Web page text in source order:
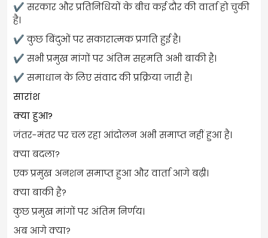
✔ सरकार और प्रतिनिधियों के बीच कई दौर की वार्ता हो चुकी
है।
✔ कुछ बिंदुओं पर सकारात्मक प्रगति हुई है।
✔ सभी प्रमुख मांगों पर अंतिम सहमति अभी बाकी है।
✔ समाधान के लिए संवाद की प्रक्रिया जारी है।
सारांश
क्या हुआ?
जंतर-मंतर पर चल रहा आंदोलन अभी समाप्त नहीं हुआ है।
क्या बदला?
एक प्रमुख अनशन समाप्त हुआ और वार्ता आगे बढ़ी।
क्या बाकी है?
कुछ प्रमुख मांगों पर अंतिम निर्णय।
अब आगे क्या?